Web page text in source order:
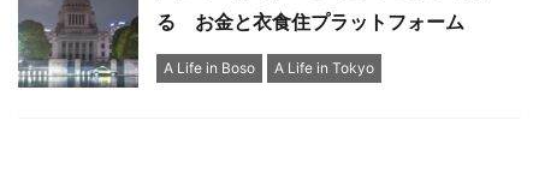
る お金と衣食住プラットフォーム
A Life in Boso A Life in Tokyo